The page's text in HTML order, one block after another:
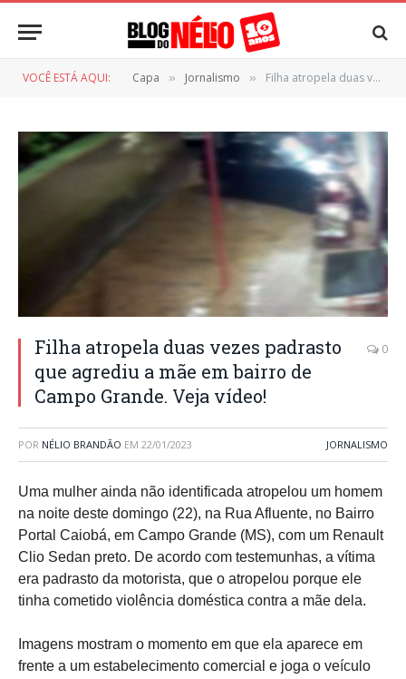
VOCÊ ESTÁ AQUI: Capa » Jornalismo » Filha atropela duas vezes padrasto que agrediu a mãe em bairro de Campo Grande. Veja vídeo!
Filha atropela duas vezes padrasto
que agrediu a mãe em bairro de
Campo Grande. Veja vídeo!
0
POR NÉLIO BRANDÃO EM 22/01/2023 JORNALISMO
Uma mulher ainda não identificada atropelou um homem
na noite deste domingo (22), na Rua Afluente, no Bairro
Portal Caiobá, em Campo Grande (MS), com um Renault
Clio Sedan preto. De acordo com testemunhas, a vítima
era padrasto da motorista, que o atropelou porque ele
tinha cometido violência doméstica contra a mãe dela.
Imagens mostram o momento em que ela aparece em
frente a um estabelecimento comercial e joga o veículo